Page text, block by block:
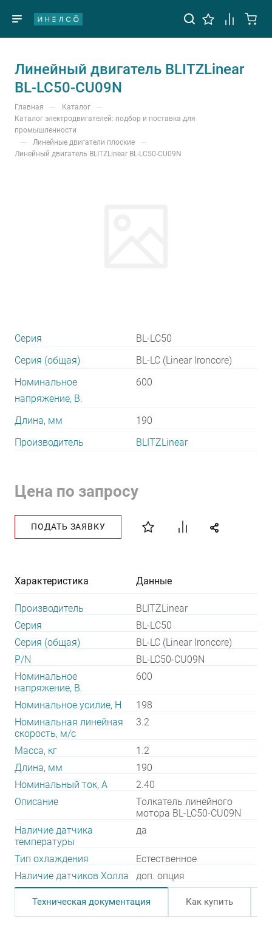
Линейный двигатель BLITZLinear
BL-LC50-CU09N
Главная — Каталог —
Каталог электродвигателей: подбор и поставка для
промышленности
— Линейные двигатели плоские —
Линейный двигатель BLITZLinear BL-LC50-CU09N
Серия
BL-LС50
Серия (общая)
BL-LC (Linear Ironcore)
Номинальное
напряжение, В.
600
Длина, мм
190
Производитель
BLITZLinear
Цена по запросу
ПОДАТЬ ЗАЯВКУ
Характеристика Данные
Производитель
BLITZLinear
Серия
BL-LС50
Серия (общая)
BL-LC (Linear Ironcore)
P/N
BL-LC50-CU09N
Номинальное
напряжение, В.
600
Номинальное усилие, Н
198
Номинальная линейная
скорость, м/с
3.2
Масса, кг
1.2
Длина, мм
190
Номинальный ток, А
2.40
Описание
Толкатель линейного
мотора BL-LC50-CU09N
Наличие датчика
температуры
да
Тип охлаждения
Естественное
Наличие датчиков Холла
доп. опция
Техническая документация Как купить